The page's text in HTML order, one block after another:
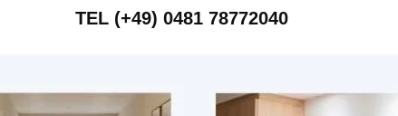
TEL (+49) 0481 78772040